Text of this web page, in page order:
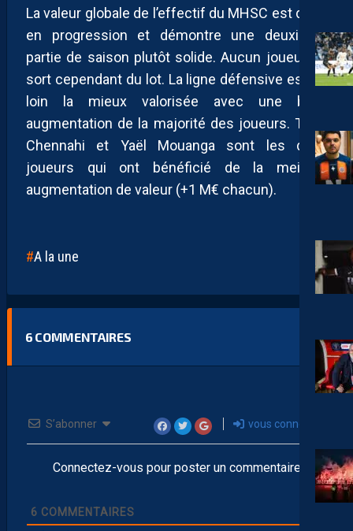
La valeur globale de l’effectif du MHSC est donc
en progression et démontre une deuxième
partie de saison plutôt solide. Aucun joueur ne
sort cependant du lot. La ligne défensive est de
loin la mieux valorisée avec une belle
augmentation de la majorité des joueurs. Théo
Chennahi et Yaël Mouanga sont les deux
joueurs qui ont bénéficié de la meilleur
augmentation de valeur (+1 M€ chacun).
A la une
6 COMMENTAIRES
S’abonner vous connecter
Connectez-vous pour poster un commentaire
6 COMMENTAIRES